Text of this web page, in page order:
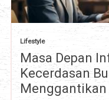
Lifestyle
Masa Depan
Kecerdasan